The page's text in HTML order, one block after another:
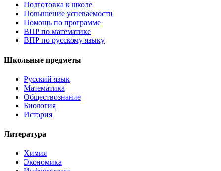
Подготовка к школе
Повышение успеваемости
Помощь по программе
ВПР по математике
ВПР по русскому языку
Школьные предметы
Русский язык
Математика
Обществознание
Биология
История
Литература
Химия
Экономика